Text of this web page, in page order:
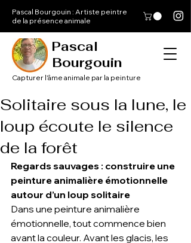
Pascal
Bourgouin
Capturer l'âme animale par la peinture
Pascal Bourgouin : Artiste peintre
de la présence animale
Solitaire sous la lune, le
loup écoute le silence
de la forêt
Regards sauvages : construire une
peinture animalière émotionnelle
autour d’un loup solitaire
Dans une peinture animalière
émotionnelle, tout commence bien
avant la couleur. Avant les glacis, les